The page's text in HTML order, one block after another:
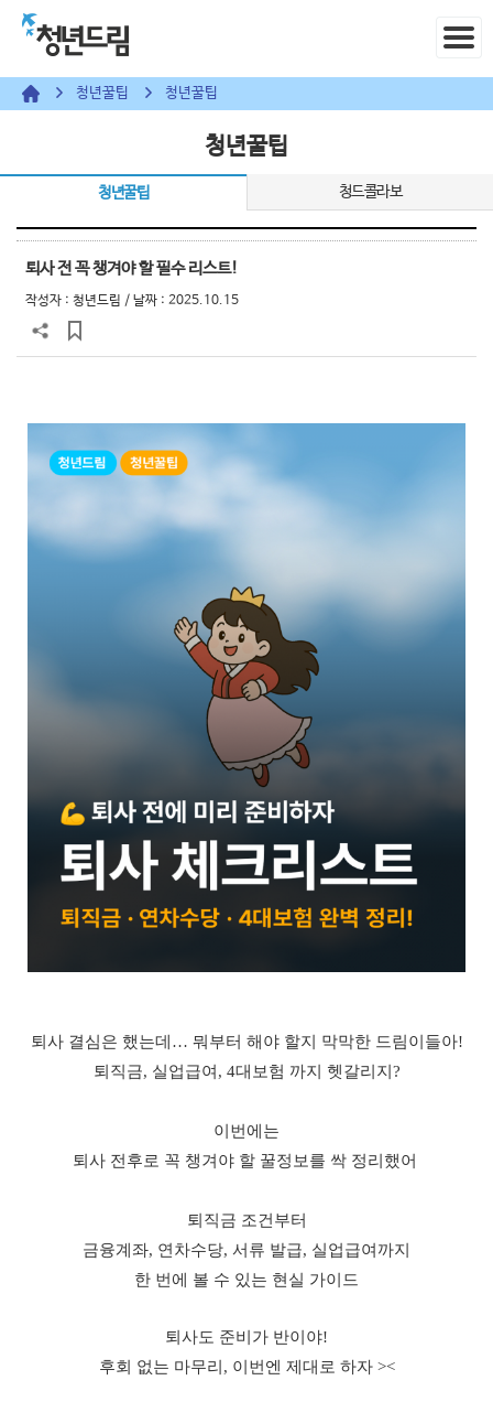
청년꿀팁 청년꿀팁
청년꿀팁
청년꿀팁 청드콜라보
퇴사 전 꼭 챙겨야 할 필수 리스트!
작성자 : 청년드림 / 날짜 : 2025.10.15
퇴사 결심은 했는데… 뭐부터 해야 할지 막막한 드림이들아!
퇴직금, 실업급여, 4대보험 까지 헷갈리지?
이번에는
퇴사 전후로 꼭 챙겨야 할 꿀정보를 싹 정리했어
퇴직금 조건부터
금융계좌, 연차수당, 서류 발급, 실업급여까지
한 번에 볼 수 있는 현실 가이드
퇴사도 준비가 반이야!
후회 없는 마무리, 이번엔 제대로 하자 ><